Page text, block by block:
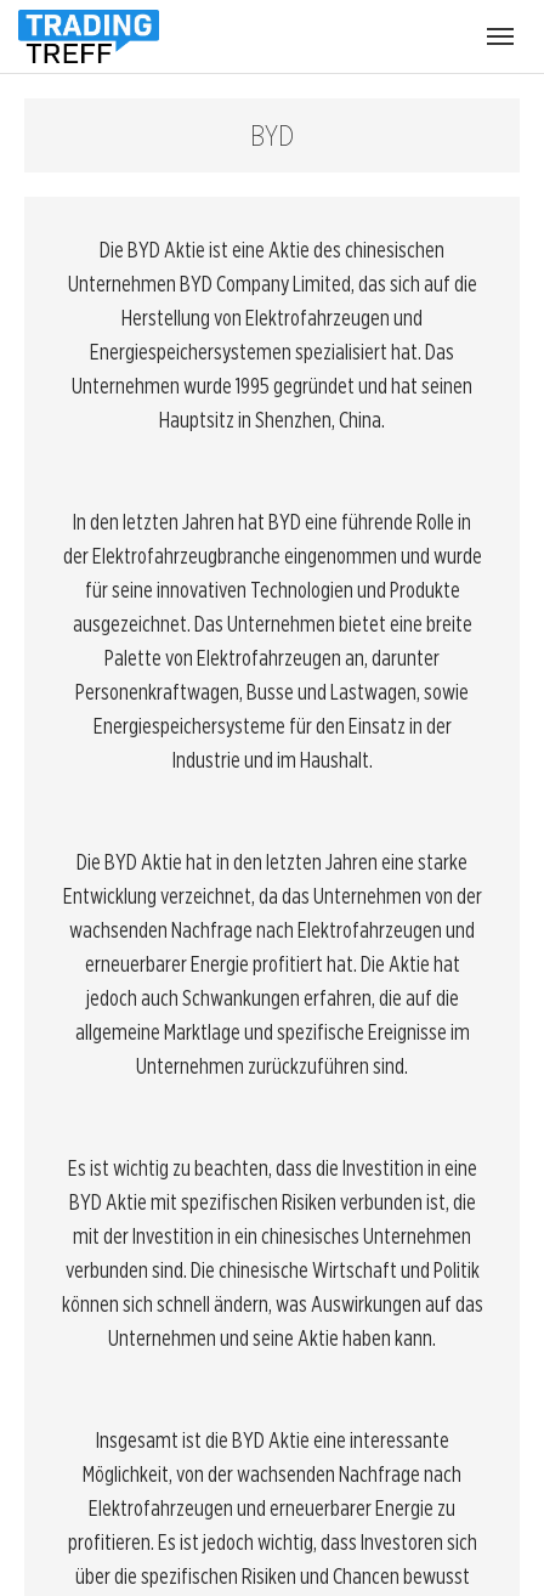
BYD
Die BYD Aktie ist eine Aktie des chinesischen
Unternehmen BYD Company Limited, das sich auf die
Herstellung von Elektrofahrzeugen und
Energiespeichersystemen spezialisiert hat. Das
Unternehmen wurde 1995 gegründet und hat seinen
Hauptsitz in Shenzhen, China.
In den letzten Jahren hat BYD eine führende Rolle in
der Elektrofahrzeugbranche eingenommen und wurde
für seine innovativen Technologien und Produkte
ausgezeichnet. Das Unternehmen bietet eine breite
Palette von Elektrofahrzeugen an, darunter
Personenkraftwagen, Busse und Lastwagen, sowie
Energiespeichersysteme für den Einsatz in der
Industrie und im Haushalt.
Die BYD Aktie hat in den letzten Jahren eine starke
Entwicklung verzeichnet, da das Unternehmen von der
wachsenden Nachfrage nach Elektrofahrzeugen und
erneuerbarer Energie profitiert hat. Die Aktie hat
jedoch auch Schwankungen erfahren, die auf die
allgemeine Marktlage und spezifische Ereignisse im
Unternehmen zurückzuführen sind.
Es ist wichtig zu beachten, dass die Investition in eine
BYD Aktie mit spezifischen Risiken verbunden ist, die
mit der Investition in ein chinesisches Unternehmen
verbunden sind. Die chinesische Wirtschaft und Politik
können sich schnell ändern, was Auswirkungen auf das
Unternehmen und seine Aktie haben kann.
Insgesamt ist die BYD Aktie eine interessante
Möglichkeit, von der wachsenden Nachfrage nach
Elektrofahrzeugen und erneuerbarer Energie zu
profitieren. Es ist jedoch wichtig, dass Investoren sich
über die spezifischen Risiken und Chancen bewusst